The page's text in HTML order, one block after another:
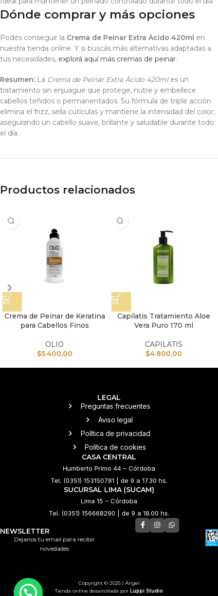
Dónde comprar y más opciones
Podés conseguir la Crema de Peinar Extra Ácido 420ml en
nuestra tienda online. Y si buscás más alternativas adaptadas a
tus necesidades, explorá aquí más cremas de peinar.
Resumen: La Crema de Peinar Extra Ácido 420mles un
tratamiento sin enjuague que protege, nutre y embellece
cabellos teñidos o permanentados. Su fórmula de triple acción
elimina el frizz, sella cutículas y mantiene la intensidad del color,
asegurando un cabello suave, brillante y saludable durante todo
el día.
Productos relacionados
Crema de Peinar de Keratina
para Cabellos Finos
OLIO
$5.400,00
Capilatis Tratamiento Aloe
Vera Puro 170 ml
CAPILATIS
$4.800,00
LEGAL
Preguntas frecuentes
Aviso legal
Política de privacidad
Política de cookies
CASA CENTRAL
Humberto Primo 44 – Córdoba
Tel. (0351) 153150781 | de 9 a 17.30 hs.
SUCURSAL LIMA (SUCAM)
Lima 15 – Córdoba
Tel. (0351) 156668290 | de 9 a 18.00 hs.
NEWSLETTER
Dejanos tu email para recibir
novedades
Tienda online desarrollada por Luppi Studio
Copyright © 2025 | Ángel